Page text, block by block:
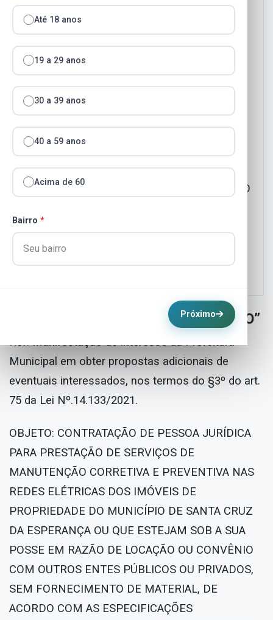
Até 18 anos
19 a 29 anos
30 a 39 anos
40 a 59 anos
Acima de 60
Bairro *
Próximo
Objeto:CONTRATAÇÃO DE PESSOA
JURÍDICA PARA PRESTAÇÃO DE SERVIÇOS
DE MANUTENÇÃO CORRETIVA E
PREVENTIVA NAS REDES ELÉTRICAS DOS
IMÓVEIS DE PROPRIEDADE DO MUNICÍPIO
DE SANTA CRUZ DA ESPERANÇA OU QUE
ESTEJAM SOB A SUA POSSE EM RAZÃO DE
LOCAÇÃO OU CONVÊNIO COM OUTROS
ENTES PÚBLICOS OU PRIVADOS, SEM
FORNECIMENTO DE MATERIAL, DE ACORDO
DESTE TERMO DE REFERÊNCIA.
“AVISO DE DISPENSA DE LICITAÇÃO”
Ref. Manifestação de interesse da Prefeitura
Municipal em obter propostas adicionais de
eventuais interessados, nos termos do §3º do art.
75 da Lei Nº.14.133/2021.
OBJETO: CONTRATAÇÃO DE PESSOA JURÍDICA
PARA PRESTAÇÃO DE SERVIÇOS DE
MANUTENÇÃO CORRETIVA E PREVENTIVA NAS
REDES ELÉTRICAS DOS IMÓVEIS DE
PROPRIEDADE DO MUNICÍPIO DE SANTA CRUZ
DA ESPERANÇA OU QUE ESTEJAM SOB A SUA
POSSE EM RAZÃO DE LOCAÇÃO OU CONVÊNIO
COM OUTROS ENTES PÚBLICOS OU PRIVADOS,
SEM FORNECIMENTO DE MATERIAL, DE
ACORDO COM AS ESPECIFICAÇÕES